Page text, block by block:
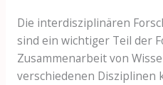
Die interdisziplinären
sind ein wichtiger Teil der
Zusammenarbeit von
verschiedenen Disziplinen